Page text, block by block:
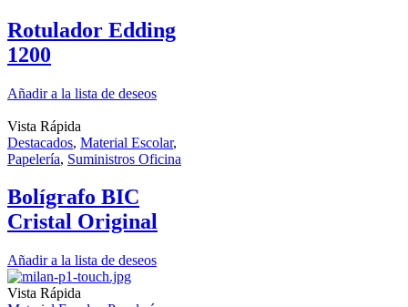
Rotulador Edding
1200
Añadir a la lista de deseos
Vista Rápida
Destacados, Material Escolar,
Papelería, Suministros Oficina
Bolígrafo BIC
Cristal Original
Añadir a la lista de deseos
Vista Rápida